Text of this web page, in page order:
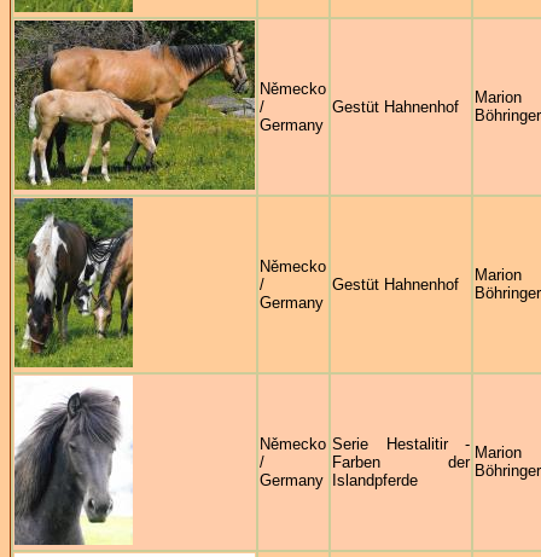
Německo
/
Germany
Gestüt Hahnenhof
Marion
Böhringer
Německo
/
Germany
Gestüt Hahnenhof
Marion
Böhringer
Německo
/
Germany
Serie Hestalitir -
Farben der
Islandpferde
Marion
Böhringer